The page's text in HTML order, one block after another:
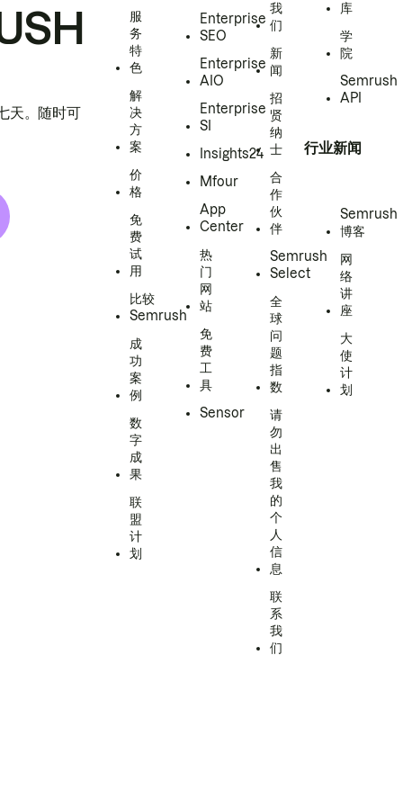
天。随时可
服
务
特
色
解
决
方
案
价
格
免
费
试
用
比较
Semrush
成
功
案
例
数
字
成
果
联
盟
计
划
Enterprise
SEO
Enterprise
AIO
Enterprise
SI
Insights24
Mfour
App
Center
热
门
网
站
免
费
工
具
Sensor
我
们
新
闻
招
贤
纳
士
合
作
伙
伴
Semrush
Select
全
球
问
题
指
数
请
勿
出
售
我
的
个
人
信
息
联
系
我
们
库
学
院
Semrush
API
行业新闻
Semrush
博客
网
络
讲
座
大
使
计
划